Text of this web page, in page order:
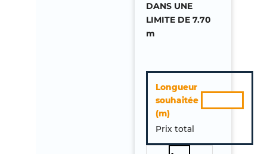
DANS UNE
LIMITE DE 7.70
m
Longueur
souhaitée
(m)
Prix total
Membrane
Toiture
EPDM
Ep